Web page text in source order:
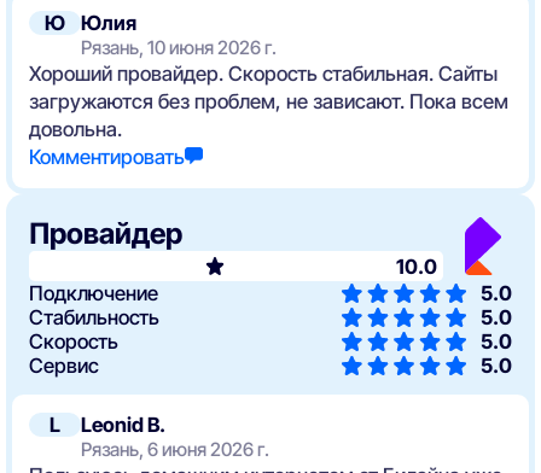
Ю Юлия
Рязань, 10 июня 2026 г.
Хороший провайдер. Скорость стабильная. Сайты
загружаются без проблем, не зависают. Пока всем
довольна.
Комментировать
L Leonid B.
Рязань, 6 июня 2026 г.
Провайдер
10.0
Подключение
5.0
Стабильность
5.0
Скорость
5.0
Сервис
5.0